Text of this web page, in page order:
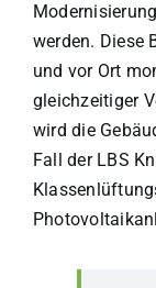
werden. Diese
und vor Ort
gleichzeitiger
wird die
Fall der LBS